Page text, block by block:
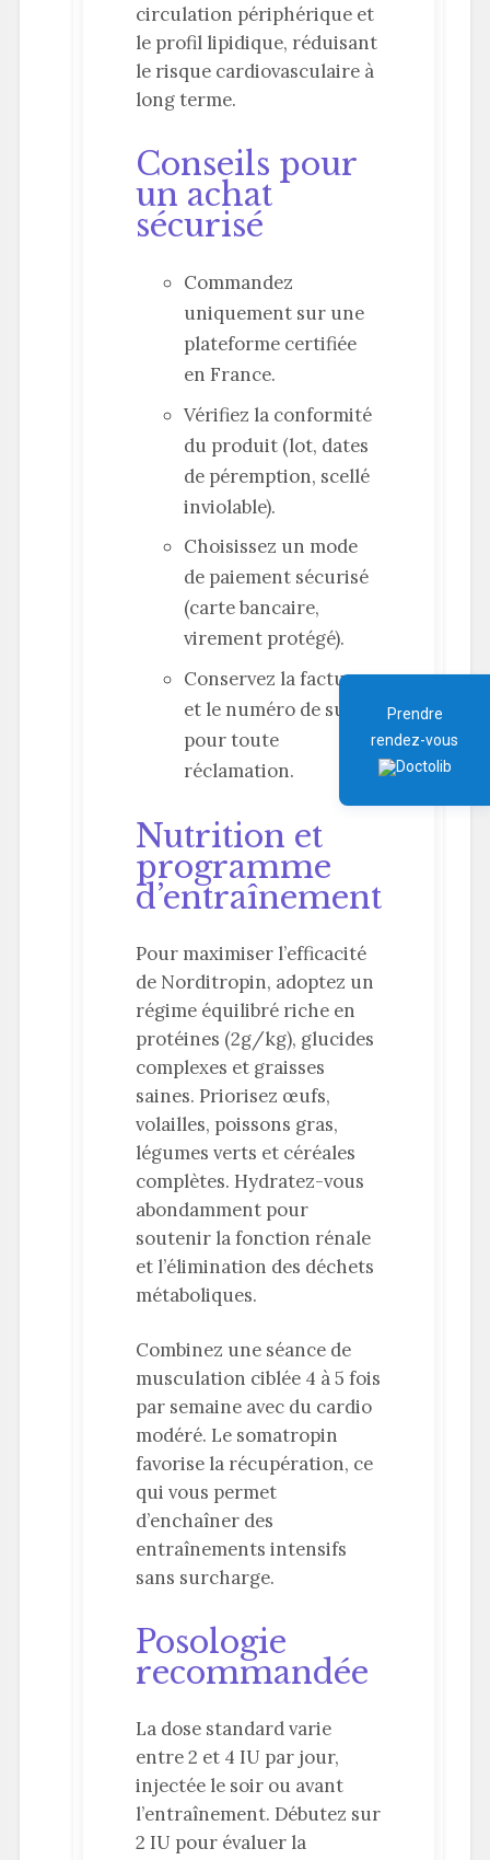
circulation périphérique et
le profil lipidique, réduisant
le risque cardiovasculaire à
long terme.
Conseils pour
un achat
sécurisé
Commandez
uniquement sur une
plateforme certifiée
en France.
Vérifiez la conformité
du produit (lot, dates
de péremption, scellé
inviolable).
Choisissez un mode
de paiement sécurisé
(carte bancaire,
virement protégé).
Conservez la facture
et le numéro de suivi
pour toute
réclamation.
Nutrition et
programme
d’entraînement
Pour maximiser l’efficacité
de Norditropin, adoptez un
régime équilibré riche en
protéines (2g/kg), glucides
complexes et graisses
saines. Priorisez œufs,
volailles, poissons gras,
légumes verts et céréales
complètes. Hydratez-vous
abondamment pour
soutenir la fonction rénale
et l’élimination des déchets
métaboliques.
Combinez une séance de
musculation ciblée 4 à 5 fois
par semaine avec du cardio
modéré. Le somatropin
favorise la récupération, ce
qui vous permet
d’enchaîner des
entraînements intensifs
sans surcharge.
Posologie
recommandée
La dose standard varie
entre 2 et 4 IU par jour,
injectée le soir ou avant
l’entraînement. Débutez sur
2 IU pour évaluer la
Prendre
rendez-vous